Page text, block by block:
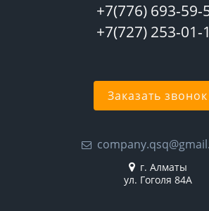
+7(776) 693-59-
+7(727) 253-01-
Заказать звонок
г. Алматы
ул. Гоголя 84А